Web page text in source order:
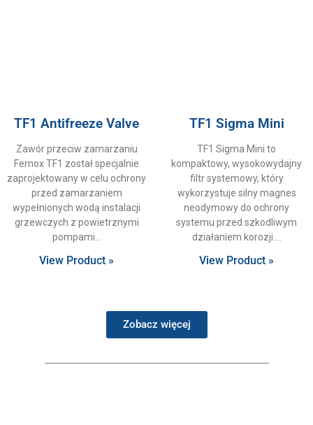
TF1 Antifreeze Valve
Zawór przeciw zamarzaniu
Fernox TF1 został specjalnie
zaprojektowany w celu ochrony
przed zamarzaniem
wypełnionych wodą instalacji
grzewczych z powietrznymi
pompami
View Product »
TF1 Sigma Mini
TF1 Sigma Mini to
kompaktowy, wysokowydajny
filtr systemowy, który
wykorzystuje silny magnes
neodymowy do ochrony
systemu przed szkodliwym
działaniem korozji.
View Product »
Zobacz więcej